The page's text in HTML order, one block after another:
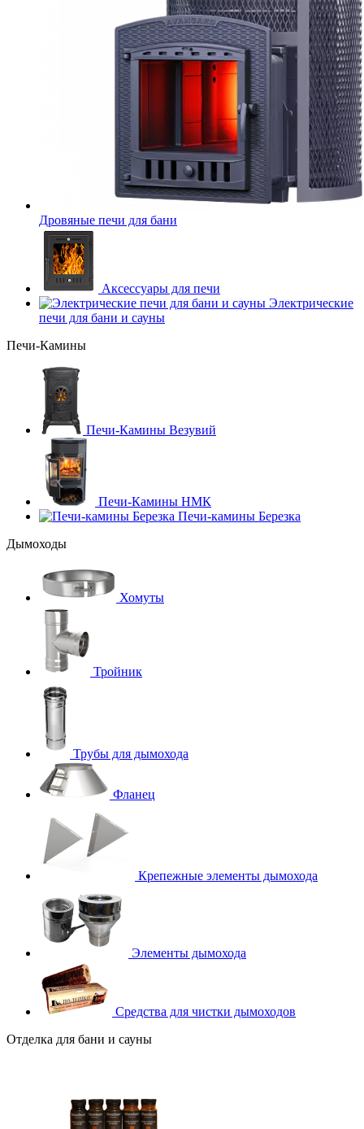
Дровяные печи для бани
Аксессуары для печи
Электрические
печи для бани и сауны
Печи-Камины
Печи-Камины Везувий
Печи-Камины НМК
Печи-камины Березка
Дымоходы
Хомуты
Тройник
Трубы для дымохода
Фланец
Крепежные элементы дымохода
Элементы дымохода
Средства для чистки дымоходов
Отделка для бани и сауны